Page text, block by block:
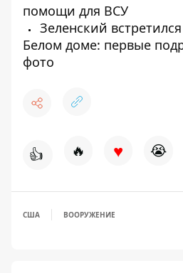
помощи для ВСУ
Зеленский
Белом доме: первые
фото
👍 🔥 ♥ 😭
США ВООРУЖЕНИЕ